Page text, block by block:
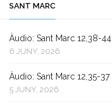
SANT MARC
Àudio: Sant Marc 12,38-44
6 JUNY, 2026
Àudio: Sant Marc 12,35-37
5 JUNY, 2026